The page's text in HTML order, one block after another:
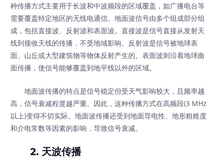
种传播方式主要用于长波和中波频段的区域覆盖，如广播电台等
需要覆盖特定地区的无线电通信。地面波信号由多个组成部分组
成，包括直接波、反射波和表面波。直接波是信号直接从发射天
线到接收天线的传播，不受地域影响。反射波是信号被地球表
面、山丘或大型建筑物等物体反射产生的。表面波则沿着地球曲
面传播，使信号能够覆盖到地平线以外的区域。
地面波传播的特点是信号稳定但受天气影响较大，且频率越
高，信号衰减程度越严重。因此，这种传播方式在高频段(3 MHz
以上)变得不切实际。地面波传播还受到地面导电性、地形粗糙度
和介电常数等因素的影响，导致信号衰减。
2. 天波传播